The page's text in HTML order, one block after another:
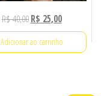
R$40,00 O
preço
original
R$ 25,00O
preço
atual
Adicionar ao carrinho